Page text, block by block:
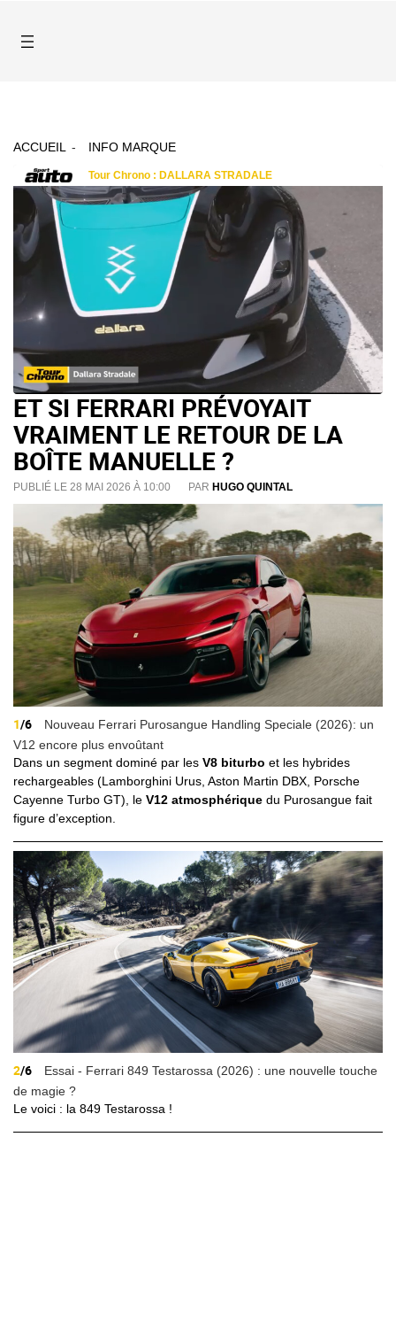
ACCUEIL INFO MARQUE
ET SI FERRARI PRÉVOYAIT
VRAIMENT LE RETOUR DE LA
BOÎTE MANUELLE ?
PUBLIÉ LE 28 MAI 2026 À 10:00 PAR HUGO QUINTAL
1/6
Nouveau Ferrari Purosangue Handling Speciale (2026): un
V12 encore plus envoûtant
Dans un segment dominé par les V8 biturbo et les hybrides
rechargeables (Lamborghini Urus, Aston Martin DBX, Porsche
Cayenne Turbo GT), le V12 atmosphérique du Purosangue fait
figure d’exception.
2/6
Essai - Ferrari 849 Testarossa (2026) : une nouvelle touche
de magie ?
Le voici : la 849 Testarossa !